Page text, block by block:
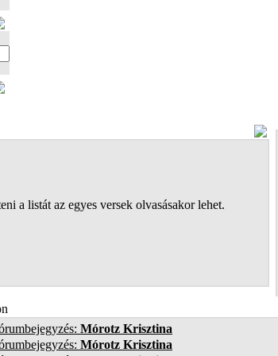
a listát az egyes versek olvasásakor lehet.
Mórotz Krisztina
Mórotz Krisztina